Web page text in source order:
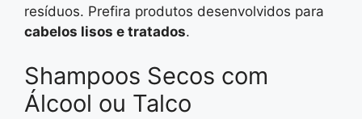
resíduos. Prefira produtos desenvolvidos para
cabelos lisos e tratados.
Shampoos Secos com
Álcool ou Talco